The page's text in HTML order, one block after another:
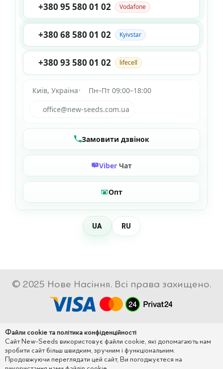
+380 95 580 01 02 Vodafone
+380 68 580 01 02 Kyivstar
+380 93 580 01 02 lifecell
Київ, Україна•
Пн–Пт 09:00–18:00
office@new-seeds.com.ua
Замовити дзвінок
Viber Чат
Опт
UA RU
© 2025 Нове Насіння. Всі права захищено.
Файли cookie та політика конфіденційності
Сайт New-Seeds використовує файли cookie, які допомагають нам
зробити сайт більш швидким, зручним і функціональним.
Продовжуючи переглядати цей сайт, Ви погоджуєтеся на